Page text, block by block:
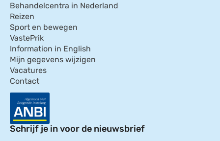
Behandelcentra in Nederland
Reizen
Sport en bewegen
VastePrik
Information in English
Mijn gegevens wijzigen
Vacatures
Contact
Schrijf je in voor de nieuwsbrief